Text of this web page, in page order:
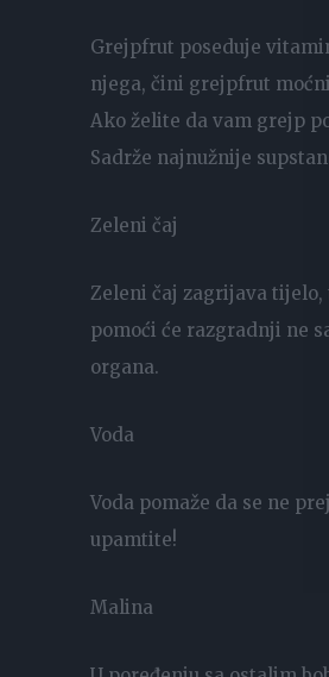
Grejpfrut poseduje
njega, čini grejpfrut
Ako želite da vam grejp
Sadrže najnužnije
Zeleni čaj
Zeleni čaj zagrijava
pomoći će razgradnji ne
organa.
Voda
Voda pomaže da se ne
upamtite!
Malina